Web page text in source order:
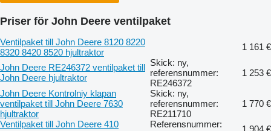
Priser för John Deere ventilpaket
Ventilpaket till John Deere 8120 8220
8320 8420 8520 hjultraktor
1 161 €
John Deere RE246372 ventilpaket till
John Deere hjultraktor
Skick: ny,
referensnummer:
RE246372
1 253 €
John Deere Kontrolniy klapan
ventilpaket till John Deere 7630
hjultraktor
Skick: ny,
referensnummer:
RE211710
1 770 €
Ventilpaket till John Deere 410
Referensnummer:
1 904 €